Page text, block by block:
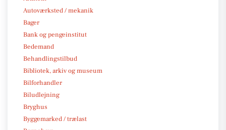
Autoværksted / mekanik
Bager
Bank og pengeinstitut
Bedemand
Behandlingstilbud
Bibliotek, arkiv og museum
Bilforhandler
Biludlejning
Bryghus
Byggemarked / trælast